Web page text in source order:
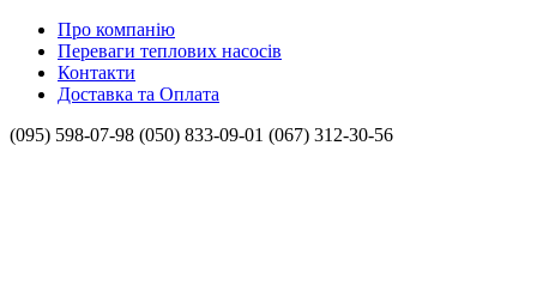
Про компанію
Переваги теплових насосів
Контакти
Доставка та Оплата
(095) 598-07-98 (050) 833-09-01 (067) 312-30-56